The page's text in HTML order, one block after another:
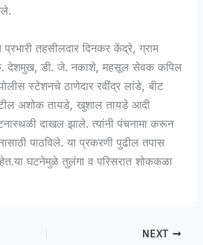
प्रभारी तहसीलदार दिनकर केंद्रे, ग्राम
देशमुख, डी. जे. नकाशे, महसूल सेवक कपिल
स्टेशनचे ठाणेदार रवींद्र लांडे, बीट
अशोक तायडे, खुशाल तायडे आदी
दाखल झाले. त्यांनी पंचनामा करून
पाठविले. या प्रकरणी पुढील तपास
घटनेमुळे तुलंगा व परिसरात शोककळा
NEXT